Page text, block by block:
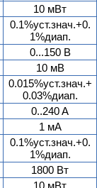
10 мВт
0.1%уст.знач.+0.
1%диап.
0...150 В
10 мВ
0.015%уст.знач.+
0.03%диап.
0..240 A
1 мA
0.1%уст.знач.+0.
1%диап.
1800 Вт
10 мВт